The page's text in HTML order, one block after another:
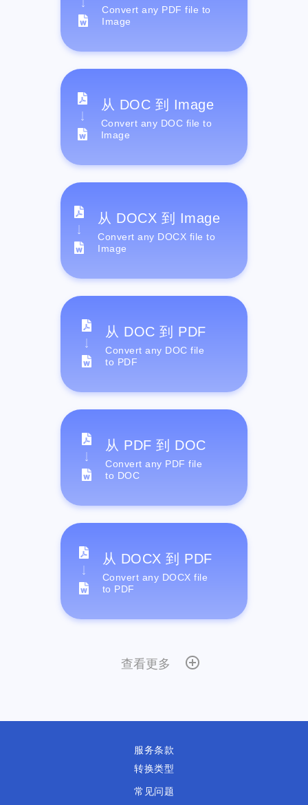
Convert any PDF file to
Image
从 DOC 到 Image
Convert any DOC file to
Image
从 DOCX 到 Image
Convert any DOCX file to
Image
从 DOC 到 PDF
Convert any DOC file
to PDF
从 PDF 到 DOC
Convert any PDF file
to DOC
从 DOCX 到 PDF
Convert any DOCX file
to PDF
查看更多
服务条款
转换类型
常见问题